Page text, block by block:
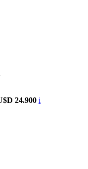
24.900 i